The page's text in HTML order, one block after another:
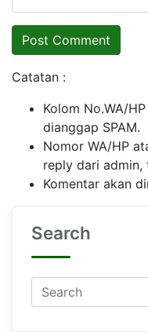
Catatan :
Kolom No.WA/
dianggap SPAM.
Nomor WA/HP
reply dari admin,
Komentar akan
Search